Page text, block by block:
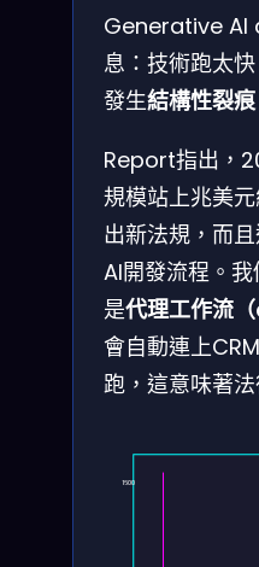
Generative AI
息：技術跑太
發生結構性裂痕
Report指出，
規模站上兆美
出新法規，而
AI開發流程。
是代理工作流
會自動連上
跑，這意味著
1600